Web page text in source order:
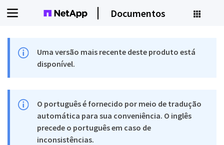
Documentos
Uma versão mais recente deste produto está
disponível.
O português é fornecido por meio de tradução
automática para sua conveniência. O inglês
precede o português em caso de
inconsistências.